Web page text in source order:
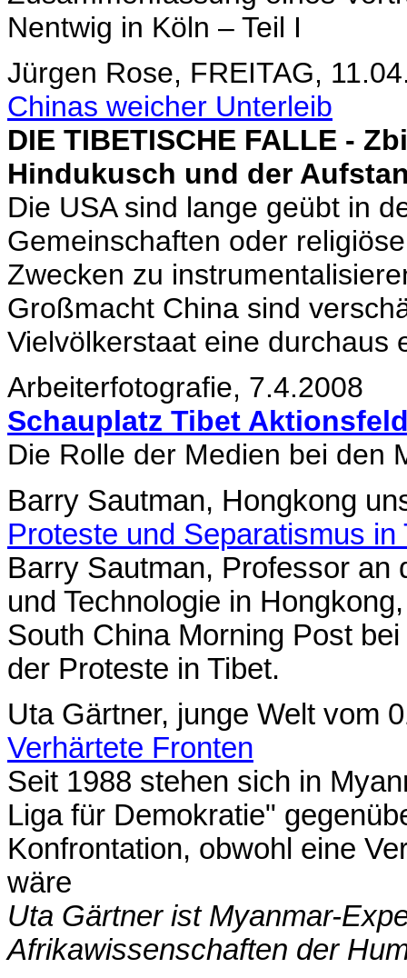
Nentwig in Köln – Teil I
Jürgen Rose, FREITAG,
Chinas weicher Unterleib
DIE TIBETISCHE FALLE -
Hindukusch und der
Die USA sind lange geübt in
Gemeinschaften oder
Zwecken zu
Großmacht China sind
Vielvölkerstaat eine durchaus
Arbeiterfotografie, 7.4.2008
Schauplatz Tibet
Die Rolle der Medien bei den
Barry Sautman, Hongkong
Proteste und Separatismus in
Barry Sautman, Professor
und Technologie in
South China Morning Post
der Proteste in Tibet.
Uta Gärtner, junge Welt vom
Verhärtete Fronten
Seit 1988 stehen sich in
Liga für Demokratie"
Konfrontation, obwohl eine
wäre
Uta Gärtner ist Myanmar-
Afrikawissenschaften der